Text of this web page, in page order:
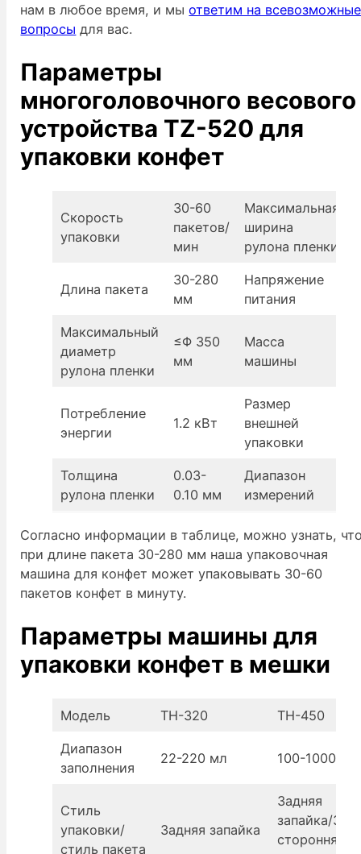
нам в любое время, и мыответим на всевозможные
вопросы для вас.
Параметры
многоголовочного весового
устройства TZ-520 для
упаковки конфет
Скорость
упаковки
30-60
пакетов/
мин
Максимальная
ширина
рулона пленки
Длина пакета
30-280
мм
Напряжение
питания
Максимальный
диаметр
рулона пленки
≤Φ 350
мм
Масса
машины
Потребление
энергии
1.2 кВт
Размер
внешней
упаковки
Толщина
рулона пленки
0.03-
0.10 мм
Диапазон
измерений
Согласно информации в таблице, можно узнать,
при длине пакета 30-280 мм наша упаковочная
машина для конфет может упаковывать 30-60
пакетов конфет в минуту.
Параметры машины для
упаковки конфет в мешки
Модель TH-320 TH-450
Диапазон
заполнения
22-220 мл 100-1000 г
Стиль
упаковки/
стиль пакета
Задняя запайка
Задняя
запайка/3-
сторонняя